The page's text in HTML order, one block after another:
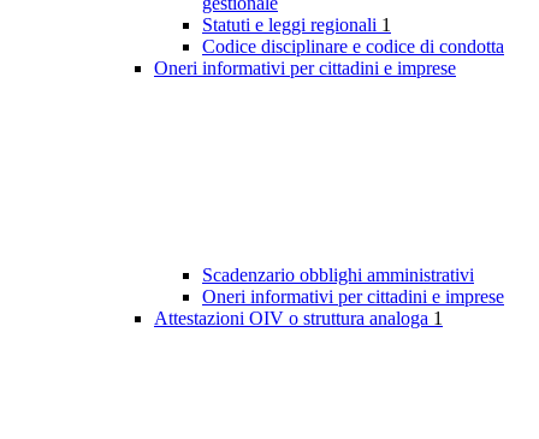
Statuti e leggi regionali 1
Codice disciplinare e codice di condotta
Oneri informativi per cittadini e imprese
Scadenzario obblighi amministrativi
Oneri informativi per cittadini e imprese
Attestazioni OIV o struttura analoga 1